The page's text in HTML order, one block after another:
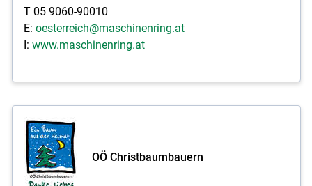
T 05 9060-90010
E: oesterreich@maschinenring.at
I: www.maschinenring.at
OÖ Christbaumbauern